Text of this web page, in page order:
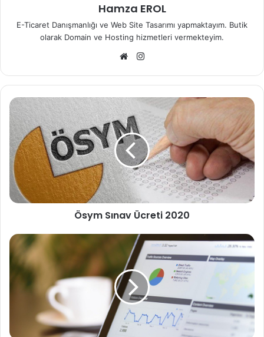
Hamza EROL
E-Ticaret Danışmanlığı ve Web Site Tasarımı yapmaktayım. Butik
olarak Domain ve Hosting hizmetleri vermekteyim.
Web
Ösym
Sınav
Ücreti
2020
Ösym Sınav Ücreti 2020
2020
Dijital
Pazarlama
Trendleri